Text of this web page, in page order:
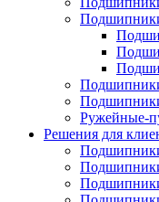
Подшипники
Подшипники
Ружейные-
Решения для
Подшипники